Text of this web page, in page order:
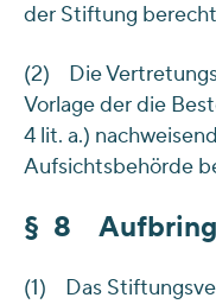
der Stiftung
(2) Die
Vorlage der die
4 lit. a.)
Aufsichtsbehörde
§ 8
(1) Das